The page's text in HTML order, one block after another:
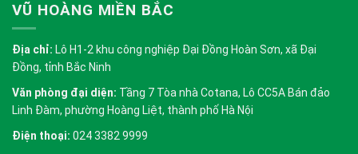
VŨ HOÀNG MIỀN BẮC
Địa chỉ: Lô H1-2 khu công nghiệp Đại Đồng Hoàn Sơn, xã Đại
Đồng, tỉnh Bắc Ninh
Văn phòng đại diện: Tầng 7 Tòa nhà Cotana, Lô CC5A Bán đảo
Linh Đàm, phường Hoàng Liệt, thành phố Hà Nội
Điện thoại: 024 3382 9999